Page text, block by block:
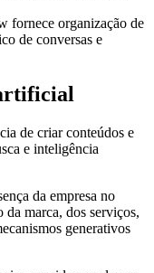
fornece organização de
de conversas e
de criar conteúdos e
e inteligência
da empresa no
marca, dos serviços,
generativos